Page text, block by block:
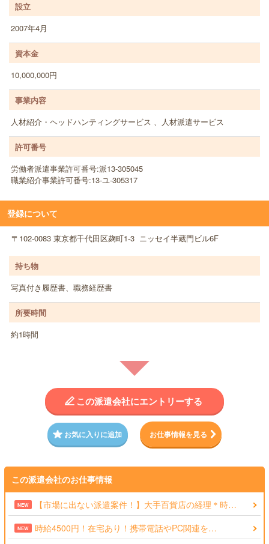
設立
2007年4月
資本金
10,000,000円
事業内容
人材紹介・ヘッドハンティングサービス 、人材派遣サービス
許可番号
労働者派遣事業許可番号:派13-305045
職業紹介事業許可番号:13-ユ-305317
登録について
〒102-0083 東京都千代田区麹町1-3 ニッセイ半蔵門ビル6F
持ち物
写真付き履歴書、職務経歴書
所要時間
約1時間
この派遣会社にエントリーする
お気に入りに追加 お仕事情報を見る
この派遣会社のお仕事情報
NEW 【市場に出ない派遣案件！】大手百貨店の経理＊時…
NEW 時給4500円！在宅あり！携帯電話やPC関連を…